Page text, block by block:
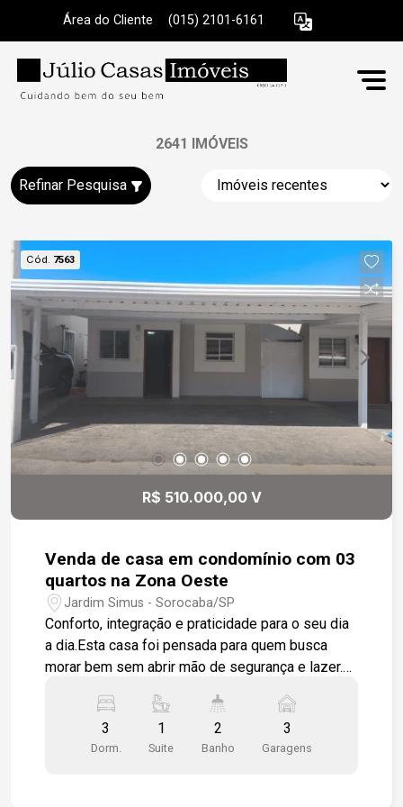
Área do Cliente (015) 2101-6161
2641 IMÓVEIS
Refinar Pesquisa
Cód. 7563
R$ 510.000,00 V
Venda de casa em condomínio com 03
quartos na Zona Oeste
Jardim Simus - Sorocaba/SP
Conforto, integração e praticidade para o seu dia
a dia.Esta casa foi pensada para quem busca
morar bem sem abrir mão de segurança e lazer.
Oeste de Sorocaba, com portaria 24h e lazer
completo.Os ambientes 3 dormitórios, sendo 1
suíte com closet. Os quartos recebem piso em
3
Dorm.
1
Suite
2
Banho
3
Garagens